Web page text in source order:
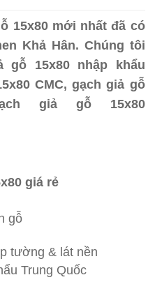
15x80 mới nhất đã có
Khả Hân. Chúng tôi
gỗ 15x80 nhập khẩu
CMC, gạch giả gỗ
giả gỗ 15x80
giá rẻ
gỗ
tường & lát nền
Trung Quốc